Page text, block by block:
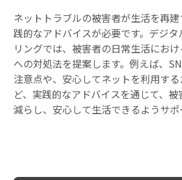
ネットトラブルの被害者が生活を再
践的なアドバイスが必要です。デジ
リングでは、被害者の日常生活にお
への対処法を提案します。例えば、
注意点や、安心してネットを利用す
ど、実践的なアドバイスを通じて、
減らし、安心して生活できるようサポ